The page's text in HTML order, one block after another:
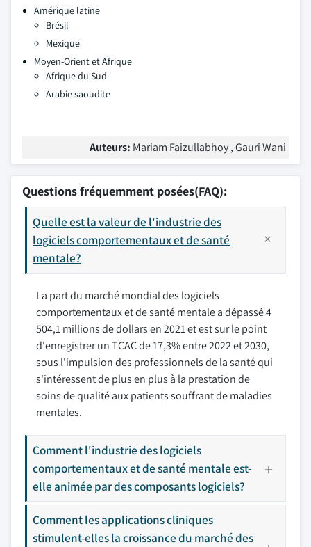
Amérique latine
Brésil
Mexique
Moyen-Orient et Afrique
Afrique du Sud
Arabie saoudite
Auteurs: Mariam Faizullabhoy , Gauri Wani
Questions fréquemment posées(FAQ):
Quelle est la valeur de l'industrie des
logiciels comportementaux et de santé
mentale?
La part du marché mondial des logiciels
comportementaux et de santé mentale a dépassé 4
504,1 millions de dollars en 2021 et est sur le point
d'enregistrer un TCAC de 17,3% entre 2022 et 2030,
sous l'impulsion des professionnels de la santé qui
s'intéressent de plus en plus à la prestation de
soins de qualité aux patients souffrant de maladies
mentales.
Comment l'industrie des logiciels
comportementaux et de santé mentale est-
elle animée par des composants logiciels?
Comment les applications cliniques
stimulent-elles la croissance du marché des